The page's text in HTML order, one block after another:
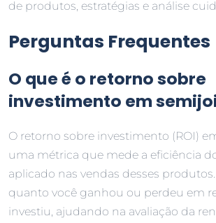
de produtos, estratégias e análise
Perguntas Frequentes
O que é o retorno sobre
investimento em
O retorno sobre investimento (ROI)
uma métrica que mede a eficiência
aplicado nas vendas desses
quanto você ganhou ou perdeu em
investiu, ajudando na avaliação da